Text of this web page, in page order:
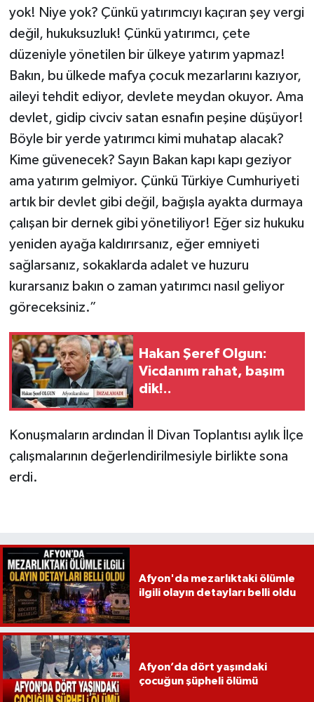
yok! Niye yok? Çünkü yatırımcıyı kaçıran şey vergi
değil, hukuksuzluk! Çünkü yatırımcı, çete
düzeniyle yönetilen bir ülkeye yatırım yapmaz!
Bakın, bu ülkede mafya çocuk mezarlarını kazıyor,
aileyi tehdit ediyor, devlete meydan okuyor. Ama
devlet, gidip civciv satan esnafın peşine düşüyor!
Böyle bir yerde yatırımcı kimi muhatap alacak?
Kime güvenecek? Sayın Bakan kapı kapı geziyor
ama yatırım gelmiyor. Çünkü Türkiye Cumhuriyeti
artık bir devlet gibi değil, bağışla ayakta durmaya
çalışan bir dernek gibi yönetiliyor! Eğer siz hukuku
yeniden ayağa kaldırırsanız, eğer emniyeti
sağlarsanız, sokaklarda adalet ve huzuru
kurarsanız bakın o zaman yatırımcı nasıl geliyor
göreceksiniz.”
Hakan Şeref Olgun:
Vicdanım rahat, başım
dik!..
Konuşmaların ardından İl Divan Toplantısı aylık İlçe
çalışmalarının değerlendirilmesiyle birlikte sona
erdi.
Afyon'da mezarlıktaki ölümle
ilgili olayın detayları belli oldu
Afyon’da dört yaşındaki
çocuğun şüpheli ölümü